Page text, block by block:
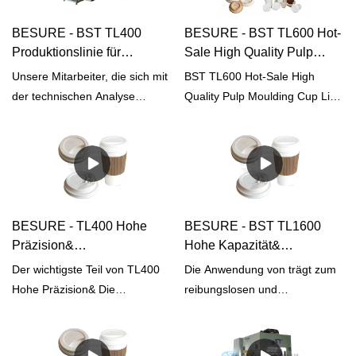
Pappbecherdeckelherstellungsmaschine
und bester Qualität garantiert
werden kann. Sie wurde für
Papierproduktherstellungsmaschinen
hergestellt.
und charakteristisch zu
machen. Auf dem/den
Gebiet(en) von Maschinen zur
Herstellung von
Produkt besonders nützlich.
BESURE - BST TL400
Produktionslinie für
Zellstoffformbecherdeckel
mit Zellstoffformmaschine
Unsere Mitarbeiter, die sich mit
der technischen Analyse
Technologien erfolgreich
aufgerüstet, hauptsächlich um
die BST TL400
Zellstoffformbecherdeckel-
überlegener Geschwindigkeit
herzustellen. Sie hat
Anwendungen in einer Vielzahl
Maschinen zur Herstellung von
BESURE - BST TL600 Hot-
Sale High Quality Pulp
Molding Cup Deckel /
Kaffeetasse
BST TL600 Hot-Sale High
Quality Pulp Moulding Cup Lid /
Vergleich zu ähnlichen
Produkten auf dem Markt hat
es unvergleichliche
herausragende Vorteile in
Aussehen usw. und genießt
einen guten Ruf auf dem Markt.
BESURE - TL400 Hohe
Präzision&
Vollautomatische Pulp
Molding Cup Lid / Fine-Art-
Der wichtigste Teil von TL400
Hohe Präzision& Die
vollautomatischen
Zellstoffformbecherdeckel- /
BESURE - BST TL1600
Hohe Kapazität&
Automatische
Produktionslinie für Einweg-
Die Anwendung von trägt zum
reibungslosen und
Herstellungsprozess von BST
TL1600 High Capacity bei&